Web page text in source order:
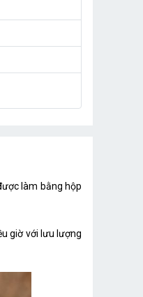
làm bằng hộp
giờ với lưu lượng